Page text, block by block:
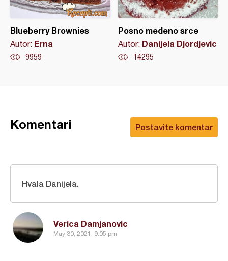
Blueberry Brownies
Autor: Erna
9959
Posno medeno srce
Autor: Danijela Djordjevic
14295
Postavite komentar
Komentari
Verica Damjanovic
May 30, 2021, 9:05 pm
Hvala Danijela.